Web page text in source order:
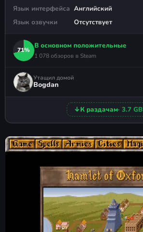
Язык интерфейса Английский
Язык озвучки
Отсутствует
71%
В основном положительные
1 078 обзоров в Steam
Утащил домой
Bogdan
↓К раздачам· 3.7 GB